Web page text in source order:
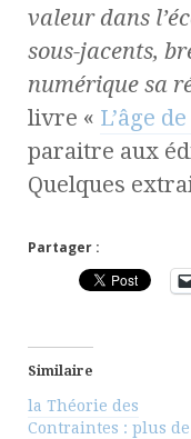
valeur dans
sous-jacents,
numérique sa
livre « L’âge
paraitre aux
Quelques
Partager :
Similaire
la Théorie des
Contraintes : plus de